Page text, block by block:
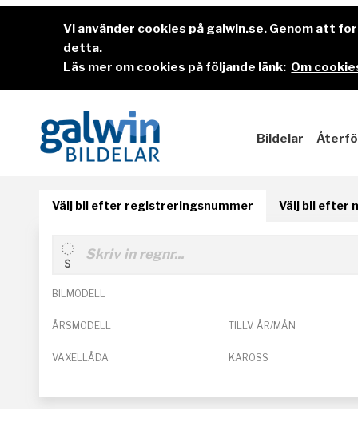
Vi använder cookies på galwin.se. Genom att
detta.
Läs mer om cookies på följande länk: Om
Bildelar
Välj bil efter registreringsnummer Välj bil efter
BILMODELL
ÅRSMODELL TILLV. ÅR/MÅN
VÄXELLÅDA KAROSS